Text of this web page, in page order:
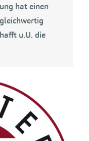
hat einen
u.U. die